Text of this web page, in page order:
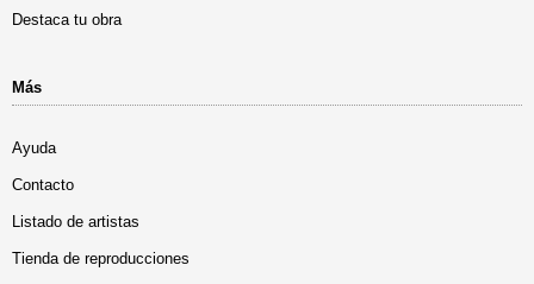
Destaca tu obra
Más
Ayuda
Contacto
Listado de artistas
Tienda de reproducciones